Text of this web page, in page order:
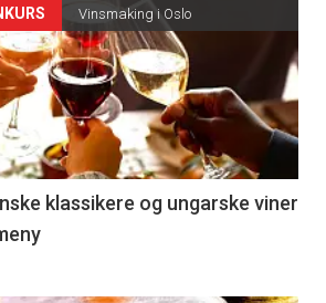
Vinsmaking i Oslo
klassikere og ungarske viner